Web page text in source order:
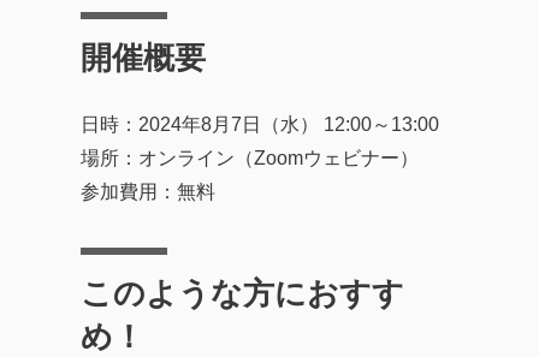
開催概要
日時：2024年8月7日（水） 12:00～13:00
場所：オンライン（Zoomウェビナー）
参加費用：無料
このような方におすす
め！